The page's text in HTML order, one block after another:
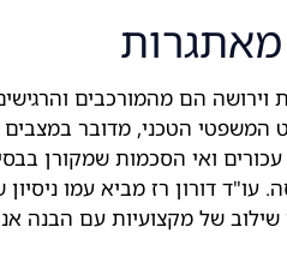
מאתגרות
וירושה הם מהמורכבים
הטכני, מדובר במצבים
ואי הסכמות שמקורן
עו"ד דורון רז מביא עמו
שילוב של מקצועיות עם הבנה